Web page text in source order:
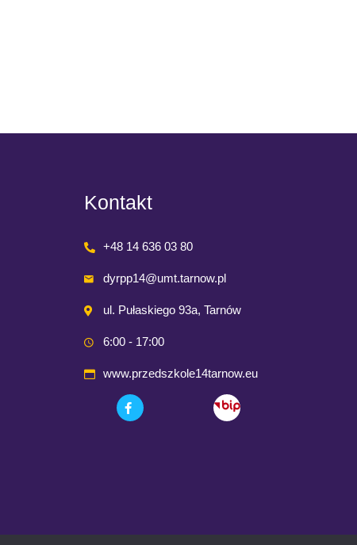
Kontakt
+48 14 636 03 80
dyrpp14@umt.tarnow.pl
ul. Pułaskiego 93a, Tarnów
6:00 - 17:00
www.przedszkole14tarnow.eu